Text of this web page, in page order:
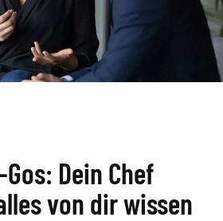
Dein Chef
von dir wissen